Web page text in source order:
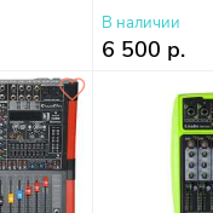
В наличии
6 500 р.